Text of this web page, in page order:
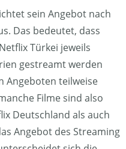
sein Angebot nach
Das bedeutet, dass
Türkei jeweils
gestreamt werden
Angeboten teilweise
Filme sind also
Deutschland als auch
Angebot des Streaming